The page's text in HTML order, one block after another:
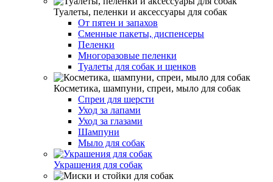
Туалеты, пеленки и аксессуары для собак
От пятен и запахов
Сменные пакеты, диспенсеры
Пеленки
Многоразовые пеленки
Туалеты для собак и щенков
Косметика, шампуни, спреи, мыло для собак
Спреи для шерсти
Уход за лапами
Уход за глазами
Шампуни
Мыло для собак
Украшения для собак